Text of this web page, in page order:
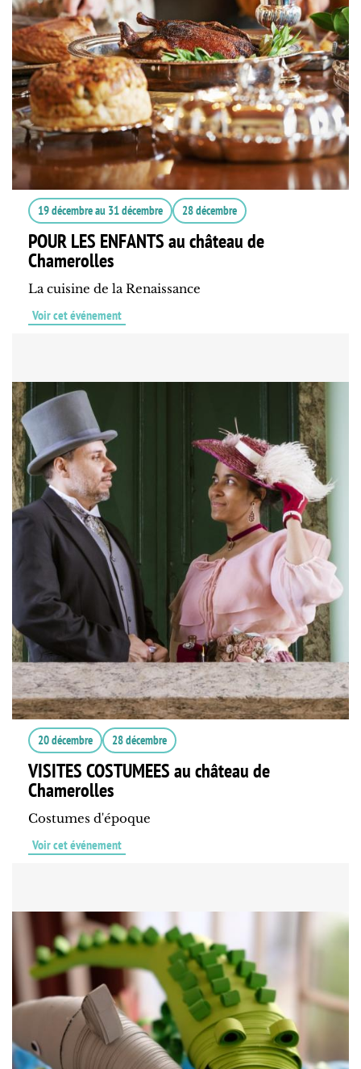
19 décembreau 31 décembre 28 décembre
POUR LES ENFANTS au château de
Chamerolles
La cuisine de la Renaissance
Voir cet événement
20 décembre 28 décembre
VISITES COSTUMEES au château de
Chamerolles
Costumes d'époque
Voir cet événement